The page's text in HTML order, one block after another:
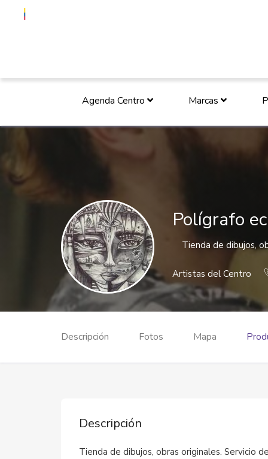
Agenda Centro Marcas
Polígrafo
Tienda de dibujos,
Artistas del Centro
Descripción Fotos Mapa
Descripción
Tienda de dibujos, obras originales. Servicio